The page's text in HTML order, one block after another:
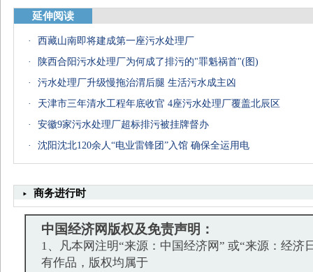
延伸阅读
·
西藏山南即将建成第一座污水处理厂
·
陕西合阳污水处理厂为何成了排污的"罪魁祸首"(图)
·
污水处理厂升级慢拖治渭后腿 生活污水成主凶
·
天津市三年清水工程年底收官 4座污水处理厂覆盖北辰区
·
安徽9家污水处理厂超标排污被挂牌督办
·
沈阳沈北120余人“电业雷锋团”入馆 确保全运用电
商务进行时
中国经济网版权及免责声明：
1、凡本网注明“来源：中国经济网” 或“来源：经济
有作品，版权均属于